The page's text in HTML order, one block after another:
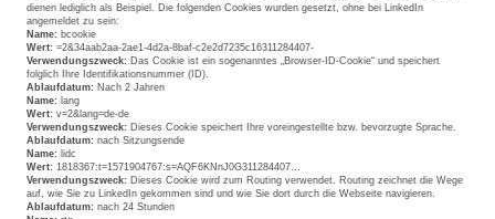
dienen lediglich als Beispiel. Die folgenden Cookies wurden gesetzt, ohne bei LinkedIn
angemeldet zu sein:
Name: bcookie
Wert: =2&34aab2aa-2ae1-4d2a-8baf-c2e2d7235c16311284407-
Verwendungszweck: Das Cookie ist ein sogenanntes „Browser-ID-Cookie“ und speichert
folglich Ihre Identifikationsnummer (ID).
Ablaufdatum: Nach 2 Jahren
Name: lang
Wert: v=2&lang=de-de
Verwendungszweck: Dieses Cookie speichert Ihre voreingestellte bzw. bevorzugte Sprache.
Ablaufdatum: nach Sitzungsende
Name: lidc
Wert: 1818367:t=1571904767:s=AQF6KNnJ0G311284407…
Verwendungszweck: Dieses Cookie wird zum Routing verwendet. Routing zeichnet die Wege
auf, wie Sie zu LinkedIn gekommen sind und wie Sie dort durch die Webseite navigieren.
Ablaufdatum: nach 24 Stunden